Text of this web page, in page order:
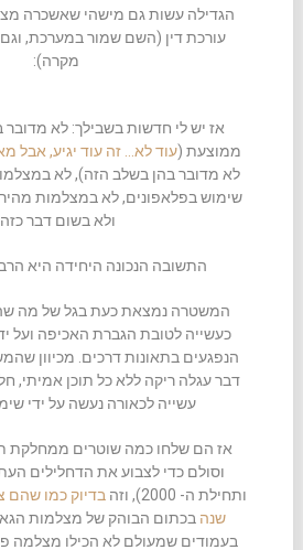
הגדילה עשות גם מישהי שאשכרה
עורכת דין (השם שמור במערכת,
מקרה):
אז יש לי חדשות בשבילך: לא
ממוצעת (עוד לא… זה עוד יגיע, אבל
לא מדובר בהן בשלב הזה), לא
שימוש בפלאפונים, לא במצלמות
ולא בשום דבר כזה.
התשובה הנכונה היחידה היא
המשטרה נמצאת כעת בגל של מה
כעשייה לטובת הגברת האכיפה ועל
הנפגעים בתאונות דרכים. מכיוון
דבר עגלה ריקה ללא כל תוכן אמיתי,
עשייה לכאורה נעשה על ידי
אז הם שלחו כמה שוטרים ממחלקת
ותחילת ה- 2000), וזה
שנה בכתום הבוהק של מצלמות
בעמודים שמעולם לא הכילו מצלמה